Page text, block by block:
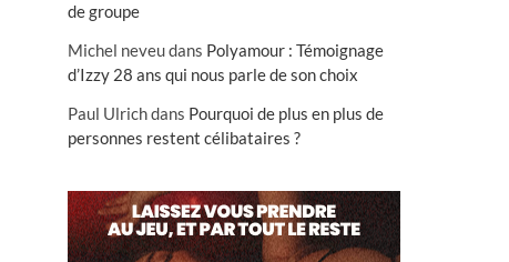
de groupe
Michel neveudans Polyamour : Témoignage
d’Izzy 28 ans qui nous parle de son choix
Paul Ulrichdans Pourquoi de plus en plus de
personnes restent célibataires ?